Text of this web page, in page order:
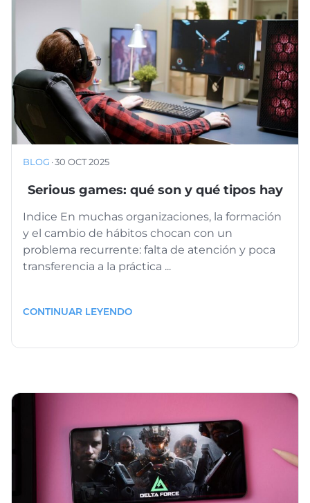
BLOG ·30 OCT 2025
Serious games: qué son y qué tipos hay
Indice En muchas organizaciones, la formación
y el cambio de hábitos chocan con un
problema recurrente: falta de atención y poca
transferencia a la práctica ...
CONTINUAR LEYENDO